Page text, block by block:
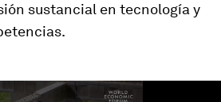
sustancial en tecnología y